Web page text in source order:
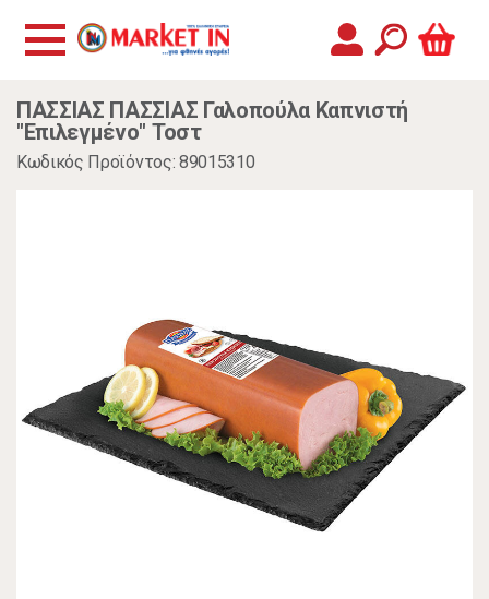
ΠΑΣΣΙΑΣ ΠΑΣΣΙΑΣ Γαλοπούλα Καπνιστή
"Επιλεγμένο" Τοστ
Κωδικός Προϊόντος: 89015310